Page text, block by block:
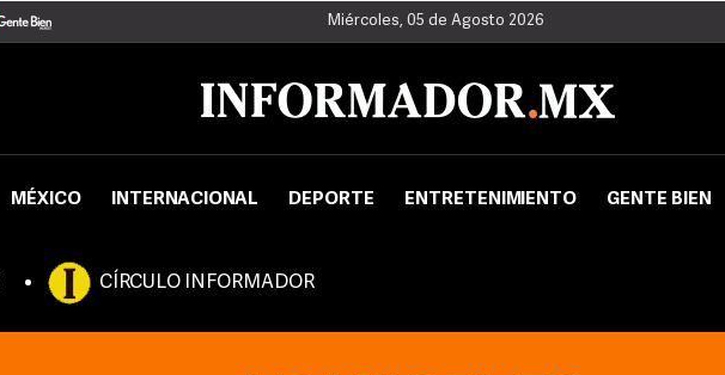
Miércoles, 05 de Agosto 2026
MÉXICO INTERNACIONAL DEPORTE ENTRETENIMIENTO GENTE BIEN
CÍRCULO INFORMADOR